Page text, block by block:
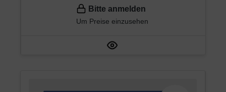
Bitte anmelden
Um Preise einzusehen